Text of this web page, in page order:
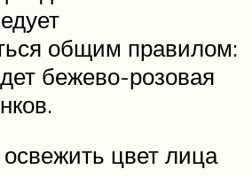
общим правилом:
бежево-розовая
цвет лица